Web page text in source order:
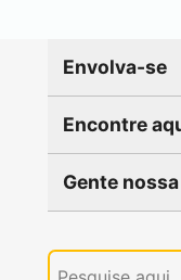
Envolva-se
Encontre
Gente nossa